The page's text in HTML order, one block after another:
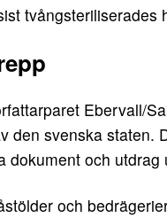
tvångsteriliserades
Ebervall/
den svenska staten.
och utdrag
och